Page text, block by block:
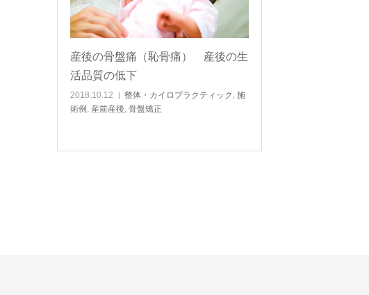
産後の骨盤痛（恥骨痛） 産後の生
活品質の低下
2018.10.12 整体・カイロプラクティック , 施
術例 , 産前産後, 骨盤矯正